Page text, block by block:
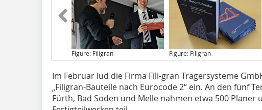
Figure: Filigran Figure: Filigran
Im Februar lud die Firma Fili-gran Trägersysteme
„Filigran-Bauteile nach Eurocode 2“ ein. An den fünf
Fürth, Bad Soden und Melle nahmen etwa 500 Planer